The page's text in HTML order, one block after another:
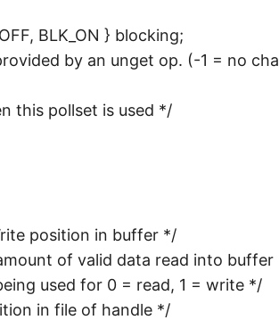
BLK_ON } blocking;
by an unget op. (-1 = no
this pollset is used */
in buffer */
of valid data read into buffer
for 0 = read, 1 = write */
in file of handle */